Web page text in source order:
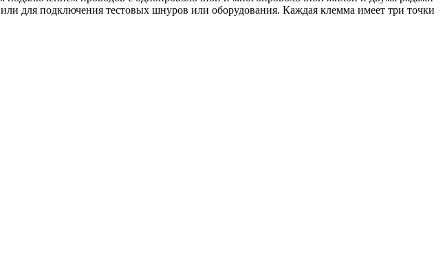
для подключения тестовых шнуров или оборудования. Каждая клемма имеет три точки